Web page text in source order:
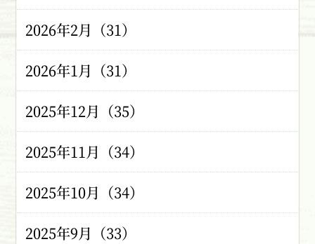
2026年2月（31）
2026年1月（31）
2025年12月（35）
2025年11月（34）
2025年10月（34）
2025年9月（33）